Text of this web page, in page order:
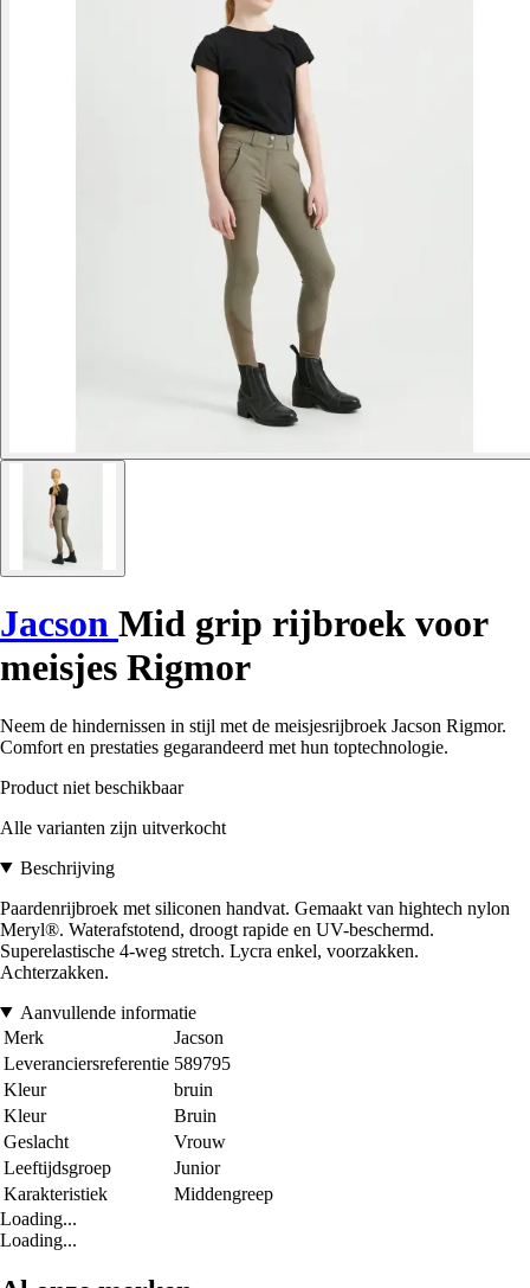
Jacson Mid grip rijbroek voor
meisjes Rigmor
Neem de hindernissen in stijl met de meisjesrijbroek Jacson Rigmor.
Comfort en prestaties gegarandeerd met hun toptechnologie.
Product niet beschikbaar
Alle varianten zijn uitverkocht
Beschrijving
Paardenrijbroek met siliconen handvat. Gemaakt van hightech nylon
Meryl®. Waterafstotend, droogt rapide en UV-beschermd.
Superelastische 4-weg stretch. Lycra enkel, voorzakken.
Achterzakken.
Aanvullende informatie
Merk
Jacson
Leveranciersreferentie 589795
Kleur
bruin
Kleur
Bruin
Geslacht
Vrouw
Leeftijdsgroep
Junior
Karakteristiek
Middengreep
Loading...
Loading...